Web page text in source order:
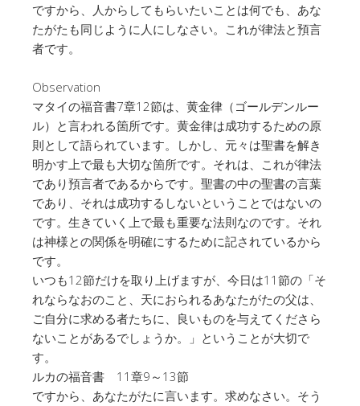
ですから、人からしてもらいたいことは何でも、あな
たがたも同じように人にしなさい。これが律法と預言
者です。
Observation
マタイの福音書7章12節は、黄金律（ゴールデンルー
ル）と言われる箇所です。黄金律は成功するための原
則として語られています。しかし、元々は聖書を解き
明かす上で最も大切な箇所です。それは、これが律法
であり預言者であるからです。聖書の中の聖書の言葉
であり、それは成功するしないということではないの
です。生きていく上で最も重要な法則なのです。それ
は神様との関係を明確にするために記されているから
です。
いつも12節だけを取り上げますが、今日は11節の「そ
れならなおのこと、天におられるあなたがたの父は、
ご自分に求める者たちに、良いものを与えてくださら
ないことがあるでしょうか。」ということが大切で
す。
ルカの福音書 11章9～13節
ですから、あなたがたに言います。求めなさい。そう